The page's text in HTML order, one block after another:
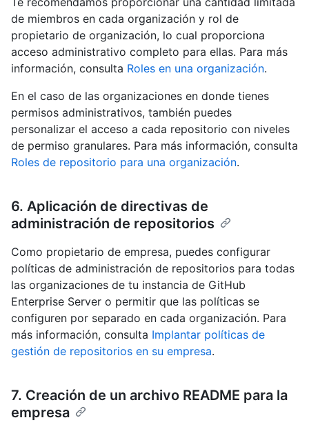
de miembros en cada organización y rol de
propietario de organización, lo cual proporciona
acceso administrativo completo para ellas. Para más
información, consulta Roles en una organización.
En el caso de las organizaciones en donde tienes
permisos administrativos, también puedes
personalizar el acceso a cada repositorio con niveles
de permiso granulares. Para más información, consulta
Roles de repositorio para una organización.
6. Aplicación de directivas de
administración de repositorios
Como propietario de empresa, puedes configurar
políticas de administración de repositorios para todas
las organizaciones de tu instancia de GitHub
Enterprise Server o permitir que las políticas se
configuren por separado en cada organización. Para
más información, consulta Implantar políticas de
gestión de repositorios en su empresa.
7. Creación de un archivo README para la
empresa